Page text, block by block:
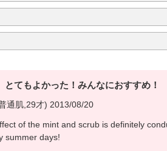
とてもよかった！みんなにおすすめ！
通肌,29才) 2013/08/20
of the mint and scrub is definitely
summer days!